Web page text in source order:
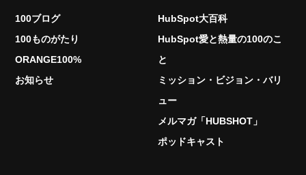
100ブログ
100ものがたり
ORANGE100%
お知らせ
HubSpot大百科
HubSpot愛と熱量の100のこ
と
ミッション・ビジョン・バリ
ュー
メルマガ「HUBSHOT」
ポッドキャスト